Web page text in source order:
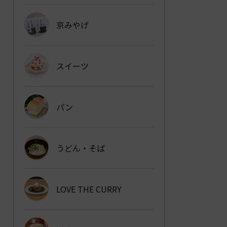
京みやげ
スイーツ
パン
うどん・そば
LOVE THE CURRY